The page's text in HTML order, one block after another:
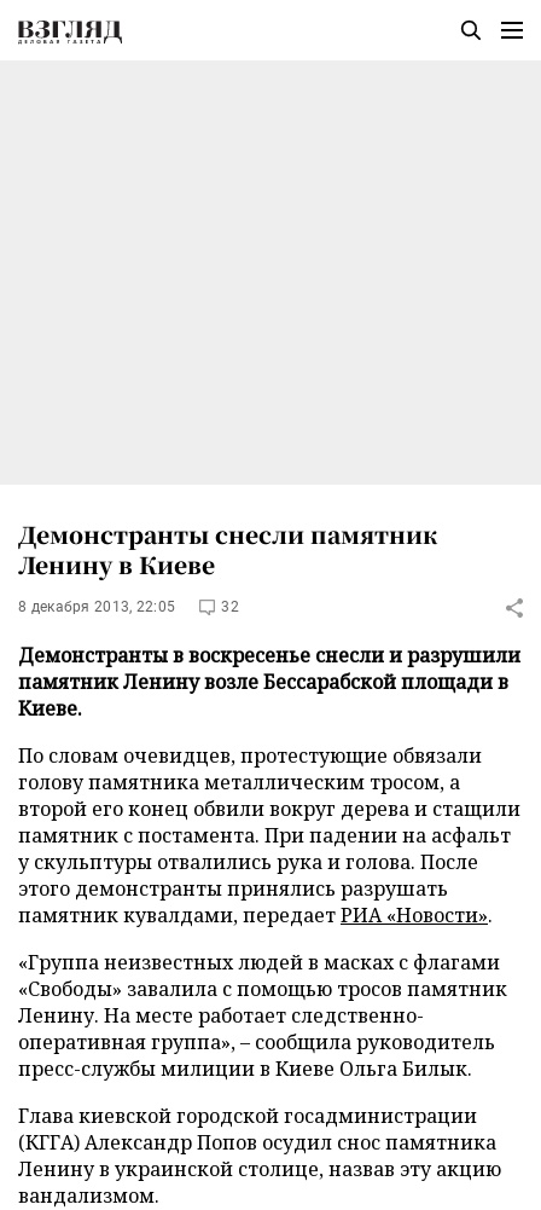
Демонстранты снесли памятник
Ленину в Киеве
8 декабря 2013, 22:05 32
Демонстранты в воскресенье снесли и разрушили
памятник Ленину возле Бессарабской площади в
Киеве.
По словам очевидцев, протестующие обвязали
голову памятника металлическим тросом, а
второй его конец обвили вокруг дерева и стащили
памятник с постамента. При падении на асфальт
у скульптуры отвалились рука и голова. После
этого демонстранты принялись разрушать
памятник кувалдами, передаетРИА «Новости».
«Группа неизвестных людей в масках с флагами
«Свободы» завалила с помощью тросов памятник
Ленину. На месте работает следственно-
оперативная группа»,– сообщила руководитель
пресс-службы милиции в Киеве Ольга Билык.
Глава киевской городской госадминистрации
(КГГА) Александр Попов осудил снос памятника
Ленину в украинской столице, назвав эту акцию
вандализмом.